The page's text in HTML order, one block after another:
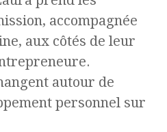
accompagnée
aux côtés de leur
autour de
personnel sur